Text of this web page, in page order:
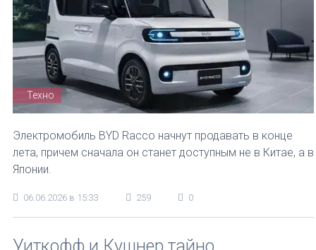
Техно
Электромобиль BYD Racco начнут продавать в конце
лета, причем сначала он станет доступным не в Китае, а в
Японии.
06.06.2026 в 15:33 259 0